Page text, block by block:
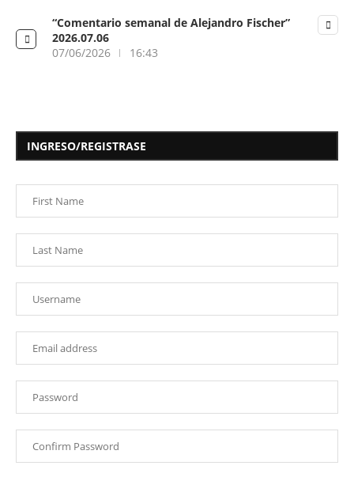
“Comentario semanal de Alejandro Fischer”
2026.07.06
07/06/2026
16:43
INGRESO/REGISTRASE